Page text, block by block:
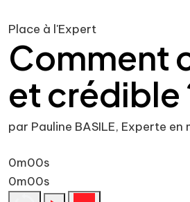
Place à l'Expert
Comment
et crédible
par Pauline BASILE, Experte
0m00s
0m00s